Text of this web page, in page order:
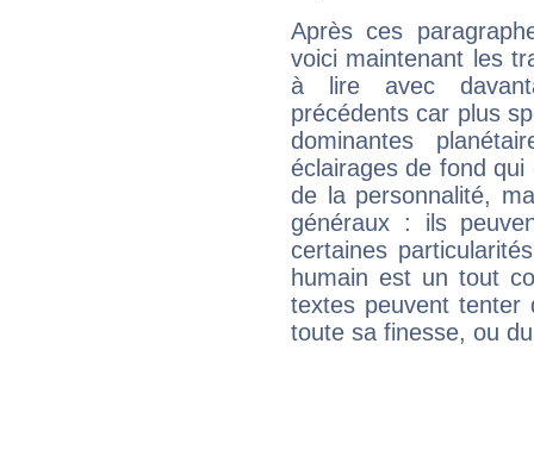
Après ces
voici maintenant les
à lire avec
précédents car plus
dominantes
éclairages de fond
de la personnalité,
généraux : ils
certaines
humain est un tout
textes peuvent tenter
toute sa finesse, ou